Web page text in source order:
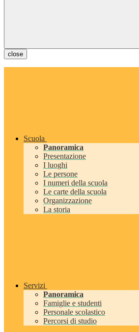
close
Scuola
Panoramica
Presentazione
I luoghi
Le persone
I numeri della scuola
Le carte della scuola
Organizzazione
La storia
Servizi
Panoramica
Famiglie e studenti
Personale scolastico
Percorsi di studio